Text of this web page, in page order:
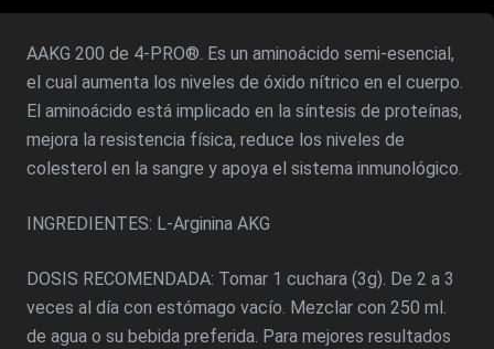
AAKG 200 de 4-PRO®. Es un aminoácido semi-esencial,
el cual aumenta los niveles de óxido nítrico en el cuerpo.
El aminoácido está implicado en la síntesis de proteínas,
mejora la resistencia física, reduce los niveles de
colesterol en la sangre y apoya el sistema inmunológico.
INGREDIENTES: L-Arginina AKG
DOSIS RECOMENDADA: Tomar 1 cuchara (3g). De 2 a 3
veces al día con estómago vacío. Mezclar con 250 ml.
de agua o su bebida preferida. Para mejores resultados